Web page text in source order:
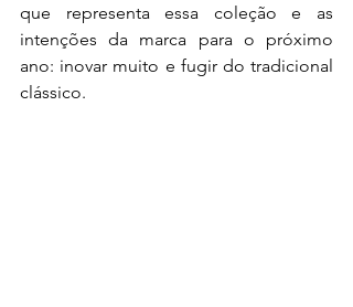
que representa essa coleção e as
intenções da marca para o próximo
ano: inovar muito e fugir do tradicional
clássico.